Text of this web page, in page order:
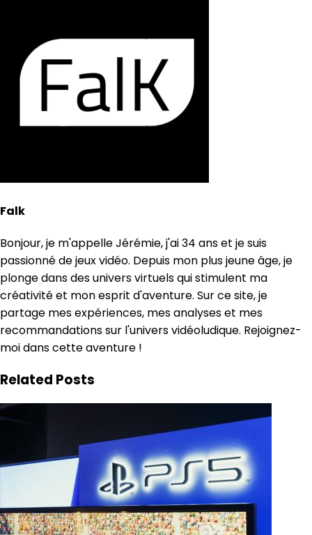
Falk
Bonjour, je m'appelle Jérémie, j'ai 34 ans et je suis
passionné de jeux vidéo. Depuis mon plus jeune âge, je
plonge dans des univers virtuels qui stimulent ma
créativité et mon esprit d'aventure. Sur ce site, je
partage mes expériences, mes analyses et mes
recommandations sur l'univers vidéoludique. Rejoignez-
moi dans cette aventure !
Related Posts